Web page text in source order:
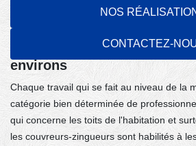
NOS
CONTACTEZ-
Les travaux de zinguerie : le
prédilection des couvreurs-
la ville de La Varenne Saint
environs
Chaque travail qui se fait au niveau de la
catégorie bien déterminée de
qui concerne les toits de l'habitation et
les couvreurs-zingueurs sont habilités à